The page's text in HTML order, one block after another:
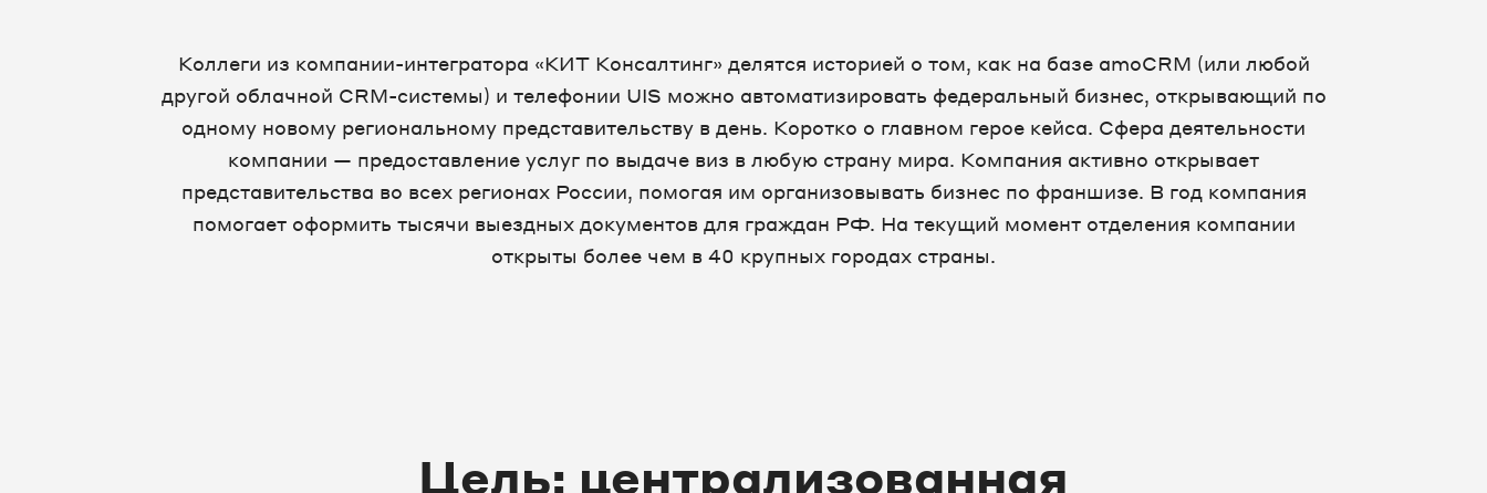
Коллеги из компании-интегратора «КИТ Консалтинг» делятся историей о том, как на базе amoCRM (или любой
другой облачной CRM-системы) и телефонии UIS можно автоматизировать федеральный бизнес, открывающий по
одному новому региональному представительству в день. Коротко о главном герое кейса. Сфера деятельности
компании — предоставление услуг по выдаче виз в любую страну мира. Компания активно открывает
представительства во всех регионах России, помогая им организовывать бизнес по франшизе. В год компания
помогает оформить тысячи выездных документов для граждан РФ. На текущий момент отделения компании
открыты более чем в 40 крупных городах страны.
Цель: централизованная